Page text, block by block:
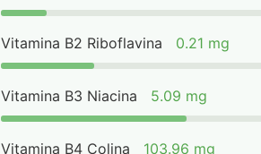
Vitamina B2 Riboflavina 0.21 mg
Vitamina B3 Niacina 5.09 mg
Vitamina B4 Colina 103.96 mg